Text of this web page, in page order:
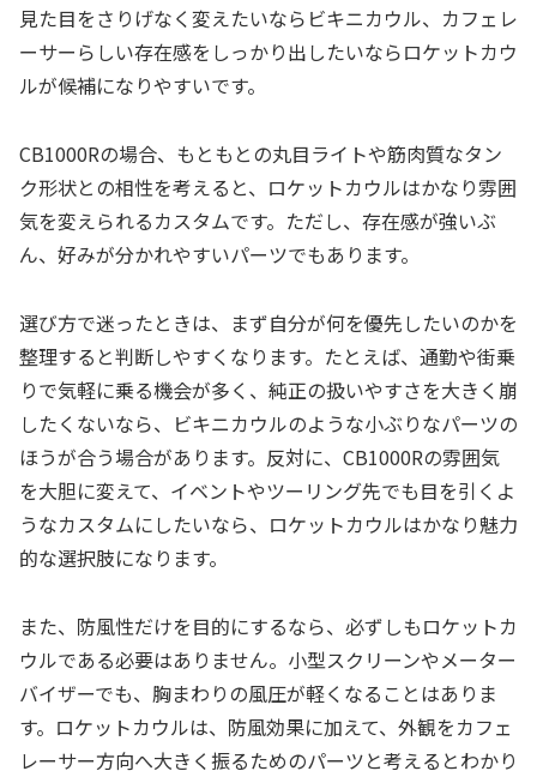
見た目をさりげなく変えたいならビキニカウル、カフェレ
ーサーらしい存在感をしっかり出したいならロケットカウ
ルが候補になりやすいです。
CB1000Rの場合、もともとの丸目ライトや筋肉質なタン
ク形状との相性を考えると、ロケットカウルはかなり雰囲
気を変えられるカスタムです。ただし、存在感が強いぶ
ん、好みが分かれやすいパーツでもあります。
選び方で迷ったときは、まず自分が何を優先したいのかを
整理すると判断しやすくなります。たとえば、通勤や街乗
りで気軽に乗る機会が多く、純正の扱いやすさを大きく崩
したくないなら、ビキニカウルのような小ぶりなパーツの
ほうが合う場合があります。反対に、CB1000Rの雰囲気
を大胆に変えて、イベントやツーリング先でも目を引くよ
うなカスタムにしたいなら、ロケットカウルはかなり魅力
的な選択肢になります。
また、防風性だけを目的にするなら、必ずしもロケットカ
ウルである必要はありません。小型スクリーンやメーター
バイザーでも、胸まわりの風圧が軽くなることはありま
す。ロケットカウルは、防風効果に加えて、外観をカフェ
レーサー方向へ大きく振るためのパーツと考えるとわかり